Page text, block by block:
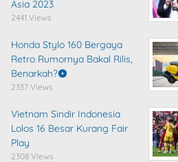
Asia 2023
2441 Views
Honda Stylo 160 Bergaya
Retro Rumornya Bakal Rilis,
Benarkah?
2337 Views
Vietnam Sindir Indonesia
Lolos 16 Besar Kurang Fair
Play
2308 Views